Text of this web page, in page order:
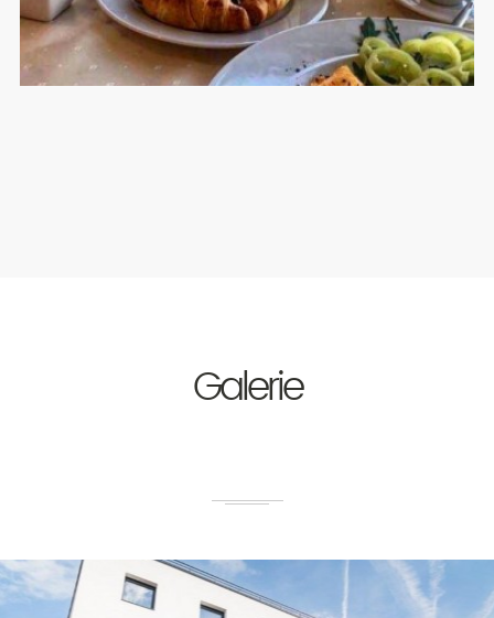
Galerie